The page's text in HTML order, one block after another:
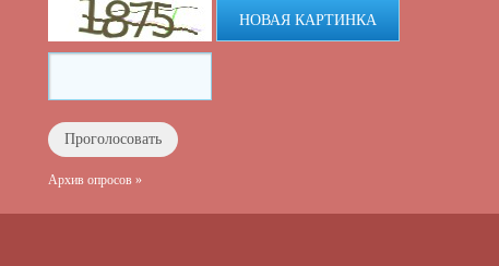
НОВАЯ КАРТИНКА
Архив опросов »